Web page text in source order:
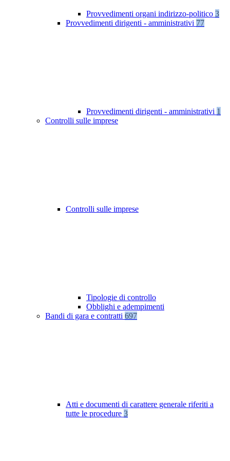
Provvedimenti organi indirizzo-politico 3
Provvedimenti dirigenti - amministrativi 77
Provvedimenti dirigenti - amministrativi 1
Controlli sulle imprese
Controlli sulle imprese
Tipologie di controllo
Obblighi e adempimenti
Bandi di gara e contratti 697
Atti e documenti di carattere generale riferiti a
tutte le procedure 3